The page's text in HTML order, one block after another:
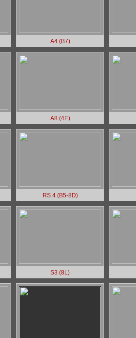
A4 (B7)
A8 (4E)
RS 4 (B5-8D)
S3 (8L)